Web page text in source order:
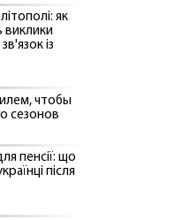
як
виклики
із
чтобы
сезонов
пенсії: що
після